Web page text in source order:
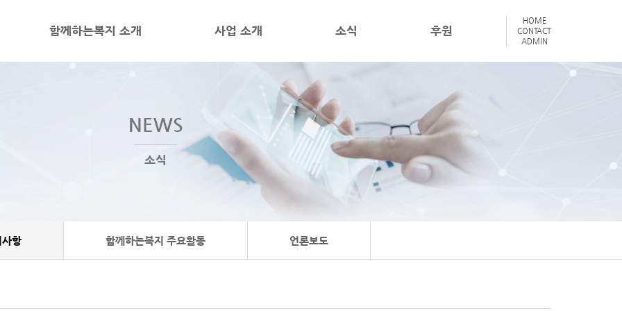
함께하는복지 소개 사업 소개 소식 후원
HOME
CONTACT
ADMIN
NEWS
소식
항 함께하는복지 주요활동 언론보도